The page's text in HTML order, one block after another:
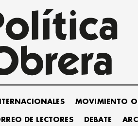
MOVIMIENTO
DE LECTORES DEBATE